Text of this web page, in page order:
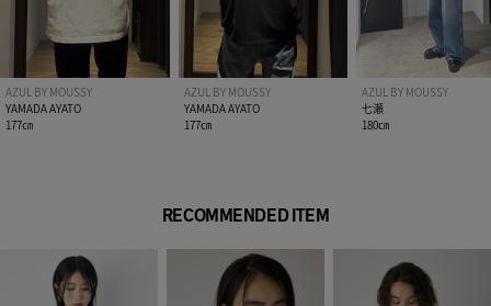
[注意事項]
※画像の商品はサンプルです。実際の商品と仕様、加工が若干
異なる場合があります。
※画像の商品は光の照射や角度、お使いのモニター環境によ
り、実物と色味が異なる場合がございます。
※着用、お取り扱いの際は、アテンションタグをご確認くださ
AZUL BY MOUSSY
YAMADA AYATO
177㎝
AZUL BY MOUSSY
YAMADA AYATO
177㎝
AZUL BY MOUSSY
七瀬
180㎝
RECOMMENDED ITEM